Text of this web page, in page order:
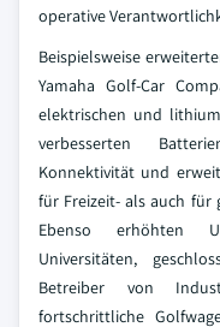
operative
Beispielsweise
Yamaha Golf-Car
elektrischen und
verbesserten
Konnektivität und
für Freizeit- als auch für
Ebenso erhöhten
Universitäten,
Betreiber von
fortschrittliche